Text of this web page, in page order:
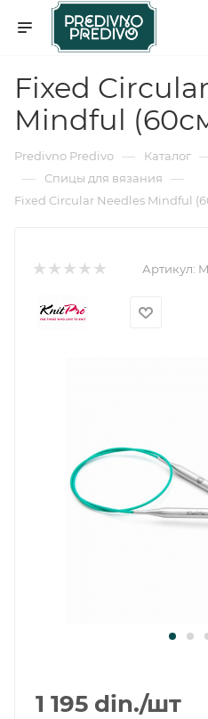
Fixed
Mindful
Predivno Predivo — Каталог
— Спицы для вязания —
Fixed Circular Needles Mindful
Артикул:
1 195 din./шт